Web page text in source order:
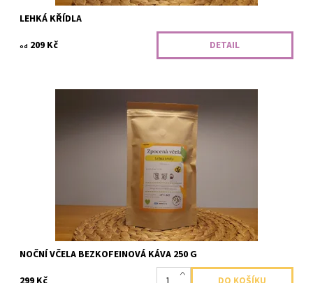
LEHKÁ KŘÍDLA
od 209 Kč DETAIL
Noční včela je 100% Arabika bez kofeinu, který je z kávy
odstraněn pomocí procesu Swiss Water Decaf.
Momentálně nedostupné
Zpocená včela
NOČNÍ VČELA BEZKOFEINOVÁ KÁVA 250 G